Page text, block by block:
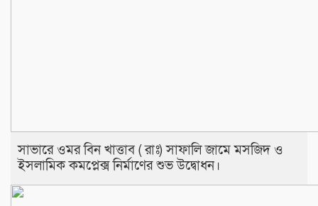
সাভারে ওমর বিন খাত্তাব ( রাঃ) সাফালি জামে মসজিদ ও
ইসলামিক কমপ্লেক্স নির্মাণের শুভ উদ্বোধন।